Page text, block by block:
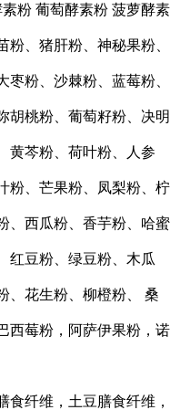
素粉 葡萄酵素粉 菠萝酵素
粉、猪肝粉、神秘果粉、
粉、沙棘粉、蓝莓粉、
胡桃粉、葡萄籽粉、决明
黄芩粉、荷叶粉、人参
粉、芒果粉、凤梨粉、柠
、西瓜粉、香芋粉、哈蜜
红豆粉、绿豆粉、木瓜
、花生粉、柳橙粉、 桑
西莓粉，阿萨伊果粉，诺
食纤维，土豆膳食纤维，